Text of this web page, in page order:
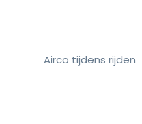
Airco tijdens rijden